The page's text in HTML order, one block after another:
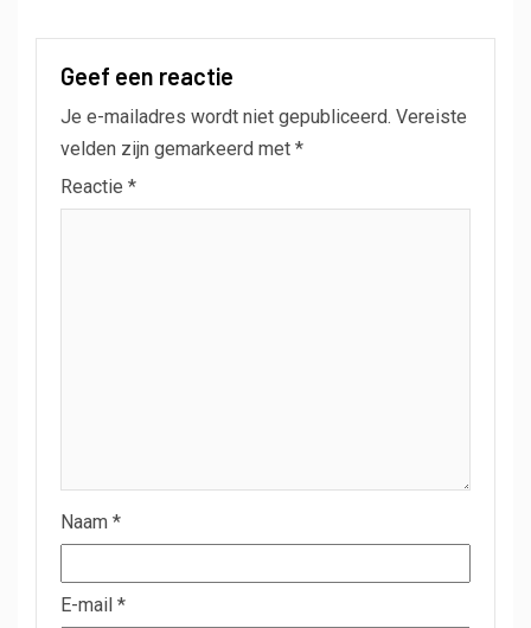
Geef een reactie
Je e-mailadres wordt niet gepubliceerd. Vereiste
velden zijn gemarkeerd met *
Reactie *
Naam *
E-mail *